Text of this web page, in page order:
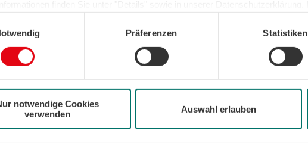
auf das notwendige Minimum, um die Seite betreiben zu können.
Präferenzen Statistiken
notwendige Cookies
verwenden
Auswahl erlauben
Heizung geben die staatliche
und das swb-eigene Förderprogramm
durch das Bundesamt für
sind Solaranlagen zur reinen
mit einem 300 Liter Speicher. Die
Kollektorfläche.
beim BAFA oder bei der KfW-Bank
in den swb-Kundencentern
Ausfüllen. Der Beratungsservice,
ist kostenlos. Vereinbaren